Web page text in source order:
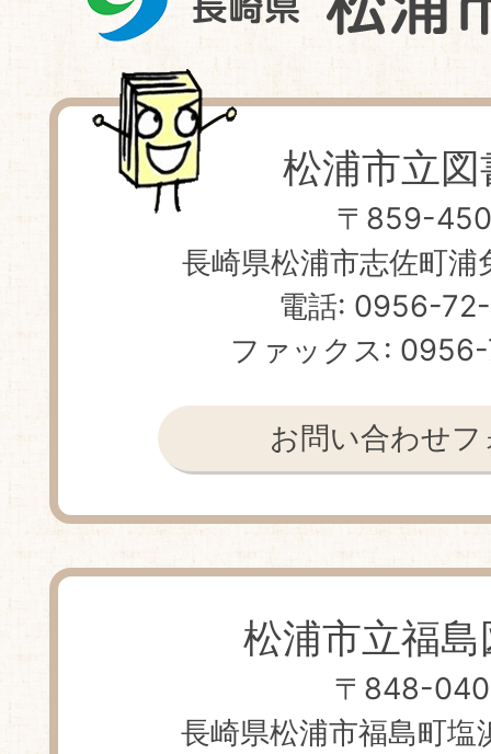
松浦市立図
〒859-
長崎県松浦市志佐町浦
電話: 0956-
ファックス:
お問い合わせフ
松浦市立福
〒848-
長崎県松浦市福島町